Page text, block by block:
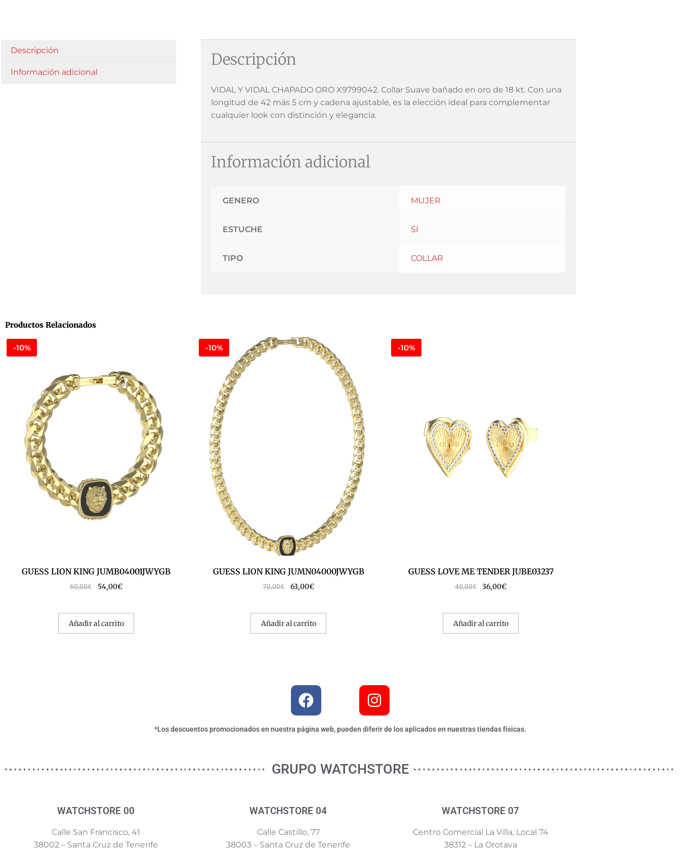
Descripción
Información adicional
Descripción
VIDAL Y VIDAL CHAPADO ORO X9799042. Collar Suave bañado en oro de 18 kt. Con una
longitud de 42 más 5 cm y cadena ajustable, es la elección ideal para complementar
cualquier look con distinción y elegancia.
Información adicional
GENERO MUJER
ESTUCHE SI
TIPO COLLAR
Productos Relacionados
-10%
GUESS LION KING JUMB04001JWYGB
60,00€ 54,00€
Añadir al carrito
-10%
GUESS LION KING JUMN04000JWYGB
70,00€ 63,00€
Añadir al carrito
-10%
GUESS LOVE ME TENDER JUBE03237
40,00€ 36,00€
Añadir al carrito
*Los descuentos promocionados en nuestra página web, pueden diferir de los aplicados en nuestras tiendas físicas.
GRUPO WATCHSTORE
WATCHSTORE 00
Calle San Francisco, 41
38002 – Santa Cruz de Tenerife
WATCHSTORE 04
Calle Castillo, 77
38003 – Santa Cruz de Tenerife
WATCHSTORE 07
Centro Comercial La Villa, Local 74
38312 – La Orotava